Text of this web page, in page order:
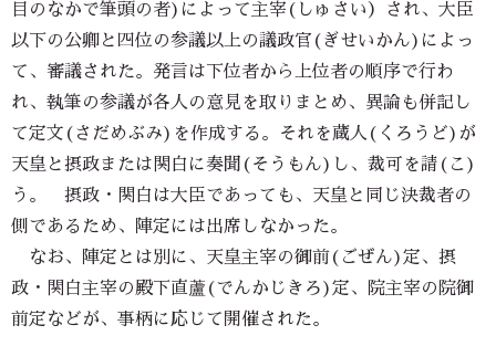
目のなかで筆頭の者)によって主宰(しゅさい）され、大臣
以下の公卿と四位の参議以上の議政官(ぎせいかん)によっ
て、審議された。発言は下位者から上位者の順序で行わ
れ、執筆の参議が各人の意見を取りまとめ、異論も併記し
て定文(さだめぶみ)を作成する。それを蔵人(くろうど)が
天皇と摂政または関白に奏聞(そうもん)し、裁可を請(こ)
う。 摂政・関白は大臣であっても、天皇と同じ決裁者の
側であるため、陣定には出席しなかった。
なお、陣定とは別に、天皇主宰の御前(ごぜん)定、摂
政・関白主宰の殿下直蘆(でんかじきろ)定、院主宰の院御
前定などが、事柄に応じて開催された。